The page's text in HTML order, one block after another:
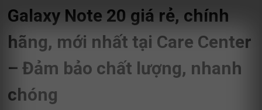
Galaxy Note 20 giá rẻ, chính
hãng, mới nhất tại Care Center
– Đảm bảo chất lượng, nhanh
chóng